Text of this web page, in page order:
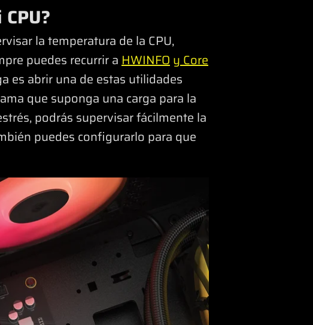
la temperatura de la CPU,
puedes recurrir aHWINFOy Core
es abrir una de estas utilidades
que suponga una carga para la
podrás supervisar fácilmente la
puedes configurarlo para que